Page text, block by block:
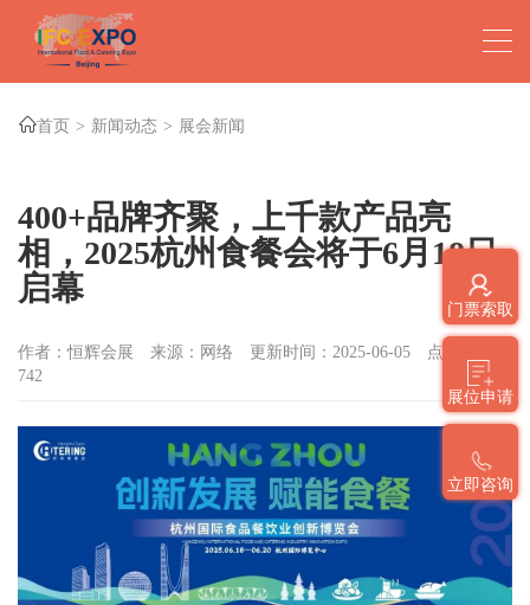
门票索取
展位申请
立即咨询
首页 新闻动态 展会新闻
400+品牌齐聚，上千款产品亮
相，2025杭州食餐会将于6月18日
启幕
作者：恒辉会展 来源：网络 更新时间：2025-06-05
点击数：
742